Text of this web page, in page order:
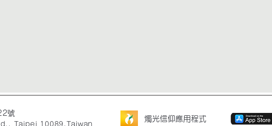
號
Taipei 10089,Taiwan
燭光信仰應用程式